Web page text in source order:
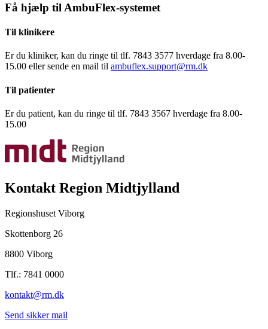
Få hjælp til AmbuFlex-systemet
Til klinikere
Er du kliniker, kan du ringe til tlf. 7843 3577 hverdage fra 8.00-
15.00 eller sende en mail til ambuflex.support@rm.dk
Til patienter
Er du patient, kan du ringe til tlf. 7843 3567 hverdage fra 8.00-
15.00
Kontakt Region Midtjylland
Regionshuset Viborg
Skottenborg 26
8800 Viborg
Tlf.: 7841 0000
kontakt@rm.dk
Send sikker mail